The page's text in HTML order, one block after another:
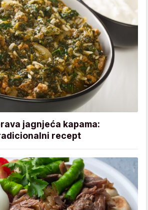
jagnjeća kapama:
recept